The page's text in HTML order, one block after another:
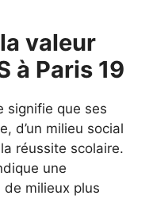
valeur
à Paris 19
signifie que ses
d’un milieu social
réussite scolaire.
une
de milieux plus